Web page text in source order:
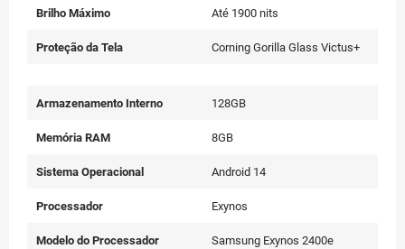
Brilho Máximo Até 1900 nits
Proteção da Tela Corning Gorilla Glass Victus+
Armazenamento Interno 128GB
Memória RAM 8GB
Sistema Operacional Android 14
Processador Exynos
Modelo do Processador
Samsung Exynos 2400e